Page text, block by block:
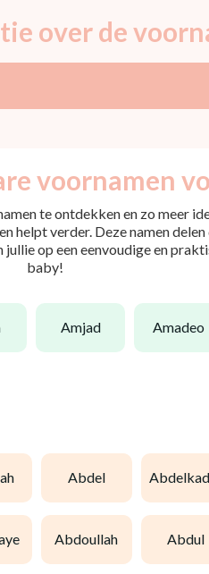
over de
voornamen
te ontdekken en zo meer
helpt verder. Deze namen
op een eenvoudige en
baby!
amjad amadeo
abdel
abdoullah abdul